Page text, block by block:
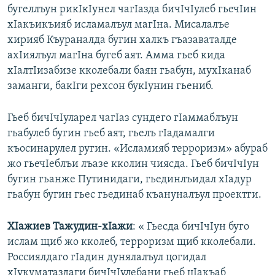
бугеллъун рикIкIунел чагIазда бичIчIулеб гьечIин
хIакъикъияб исламалъул магIна. Мисалалъе
хирияб Къураналда бугин халкъ гъазаваталде
ахIиялъул магIна бугеб аят. Амма гьеб кида
хIалтIизабизе кколебали баян гьабун, мухIканаб
заманги, бакIги рехсон букIунин гьениб.
Гьеб бичIчIуларел чагIаз сундего гIаммаблъун
гьабулеб бугин гьеб аят, гьелъ гIадамалги
къосинарулел ругин. «Исламияб терроризм» абураб
жо гьечIеблъи лъазе кколин чиясда. Гьеб бичIчIун
бугин гьанже Путинидаги, гьединлъидал хIадур
гьабун бугин гьес гьединаб къануналъул проектги.
ХIажиев Тажудин-хIажи: « Гьесда бичIчIун буго
ислам щиб жо кколеб, терроризм щиб кколебали.
Россиялдаго гIадин дунялалъул цогидал